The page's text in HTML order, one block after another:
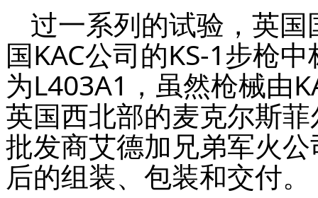
过一系列的试验，英
国KAC公司的KS-1步枪
为L403A1，虽然枪械由
英国西北部的麦克尔斯
批发商艾德加兄弟军火
后的组装、包装和交付。